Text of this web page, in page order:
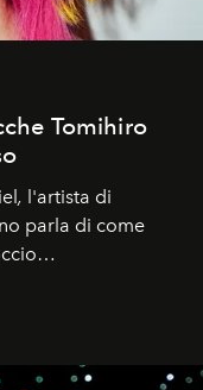
Tomihiro
, l'artista di
parla di come